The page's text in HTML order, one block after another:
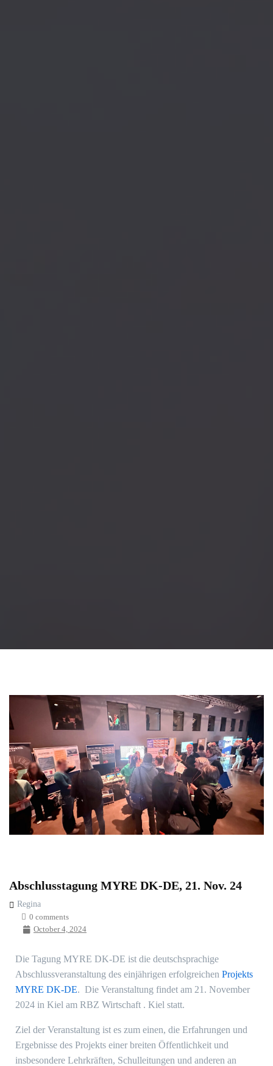
Abschlusstagung MYRE DK-DE, 21. Nov. 24
Regina
0 comments
October 4, 2024
Die Tagung MYRE DK-DE ist die deutschsprachige
Abschlussveranstaltung des einjährigen erfolgreichen Projekts
MYRE DK-DE. Die Veranstaltung findet am 21. November
2024 in Kiel am RBZ Wirtschaft . Kiel statt.
Ziel der Veranstaltung ist es zum einen, die Erfahrungen und
Ergebnisse des Projekts einer breiten Öffentlichkeit und
insbesondere Lehrkräften, Schulleitungen und anderen an